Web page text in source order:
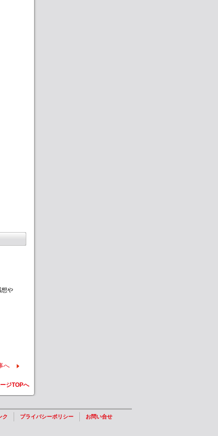
想や
へ
ジTOPへ
ク プライバシーポリシー お問い合せ